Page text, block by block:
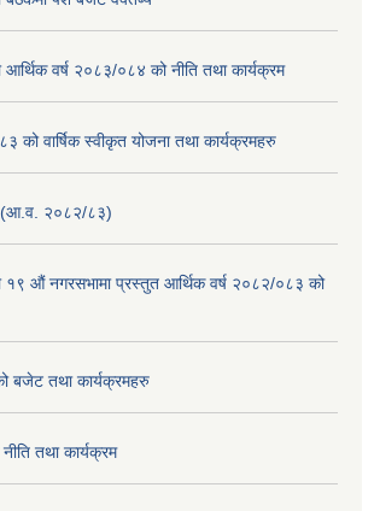
आर्थिक वर्ष २०८३/०८४ को नीति तथा कार्यक्रम
को वार्षिक स्वीकृत योजना तथा कार्यक्रमहरु
(आ.व. २०८२/८३)
१९ औं नगरसभामा प्रस्तुत आर्थिक वर्ष २०८२/०८३ को
तथा कार्यक्रमहरु
तथा कार्यक्रम